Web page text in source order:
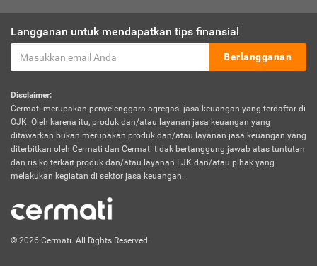
Langganan untuk mendapatkan tips finansial
Berlangganan
Disclaimer:
Cermati merupakan penyelenggara agregasi jasa keuangan yang terdaftar di
OJK. Oleh karena itu, produk dan/atau layanan jasa keuangan yang
ditawarkan bukan merupakan produk dan/atau layanan jasa keuangan yang
diterbitkan oleh Cermati dan Cermati tidak bertanggung jawab atas tuntutan
dan risiko terkait produk dan/atau layanan LJK dan/atau pihak yang
melakukan kegiatan di sektor jasa keuangan.
© 2026 Cermati. All Rights Reserved.